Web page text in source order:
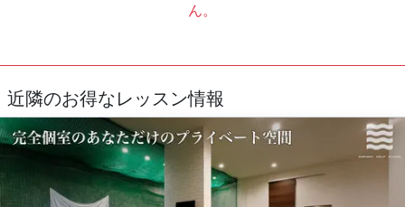
ん。
近隣のお得なレッスン情報